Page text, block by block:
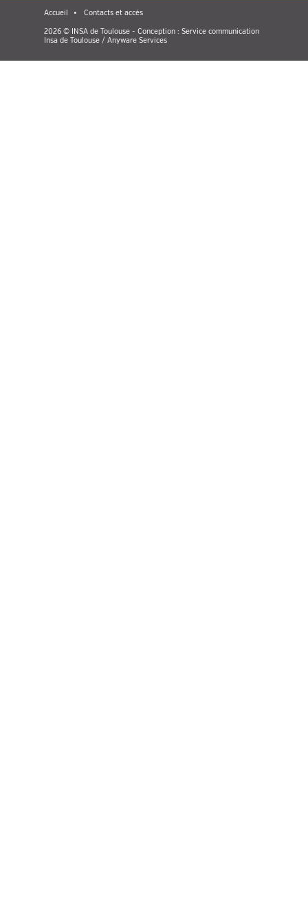
Accueil Contacts et accès
2026 © INSA de Toulouse - Conception : Service communication
Insa de Toulouse / Anyware Services